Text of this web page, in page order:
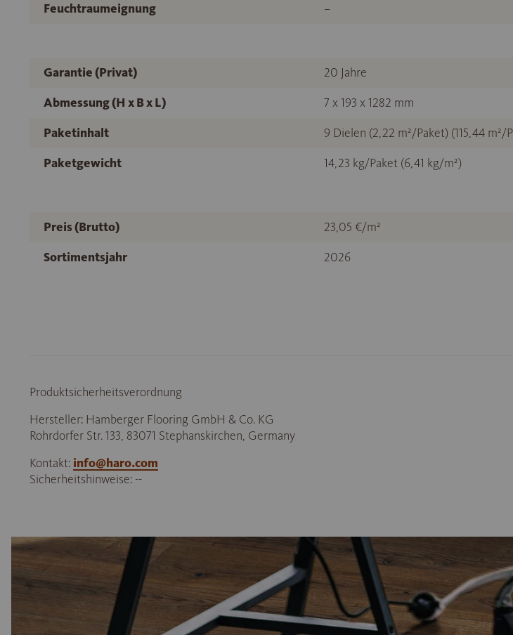
Feuchtraumeignung
–
Garantie (Privat)
20 Jahre
Abmessung (H x B x L)
7 x 193 x 1282 mm
Paketinhalt
9 Dielen (2,22 m²/Paket) (115,44 m²/
Paketgewicht
14,23 kg/Paket (6,41 kg/m²)
Preis (Brutto)
23,05 €/m²
Sortimentsjahr
2026
Produktsicherheitsverordnung
Hersteller: Hamberger Flooring GmbH & Co. KG
Rohrdorfer Str. 133, 83071 Stephanskirchen, Germany
Kontakt: info@haro.com
Sicherheitshinweise: --